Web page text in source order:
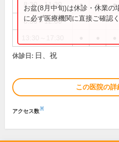
8:30～11:30 ● ● ●
8:30～12:30
お盆(8月中旬)は休診・休業の
に必ず医療機関に直接ご確認く
休診日: 日、祝
この医院の詳
アクセス数※